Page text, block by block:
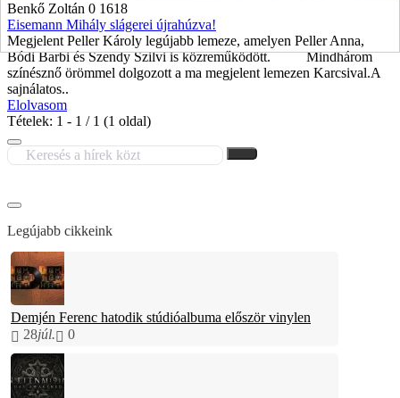
Benkő Zoltán 0 1618
Eisemann Mihály slágerei újrahúzva!
Megjelent Peller Károly legújabb lemeze, amelyen Peller Anna,
Bódi Barbi és Szendy Szilvi is közreműködött. Mindhárom
színésznő örömmel dolgozott a ma megjelent lemezen Karcsival.A
sajnálatos..
Elolvasom
Tételek: 1 - 1 / 1 (1 oldal)
Legújabb cikkeink
Demjén Ferenc hatodik stúdióalbuma először vinylen
28júl. 0